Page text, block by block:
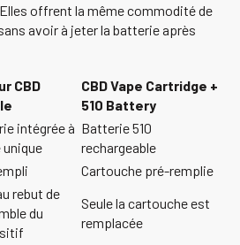
offrent la même commodité de
avoir à jeter la batterie après
CBD
CBD Vape Cartridge +
510 Battery
intégrée à
unique
Batterie 510
rechargeable
Cartouche pré-remplie
rebut de
du
Seule la cartouche est
remplacée